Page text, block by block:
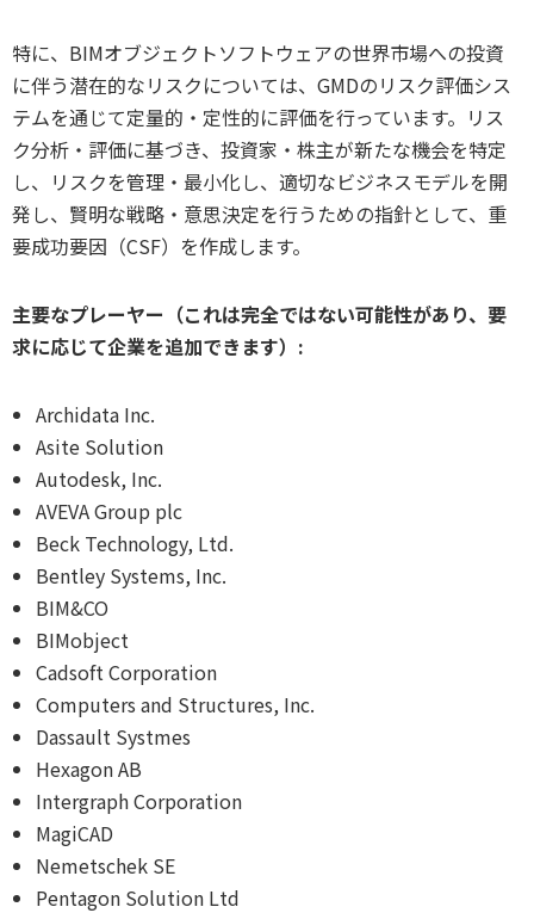
特に、BIMオブジェクトソフトウェアの世界市場への投資
に伴う潜在的なリスクについては、GMDのリスク評価シス
テムを通じて定量的・定性的に評価を行っています。リス
ク分析・評価に基づき、投資家・株主が新たな機会を特定
し、リスクを管理・最小化し、適切なビジネスモデルを開
発し、賢明な戦略・意思決定を行うための指針として、重
要成功要因（CSF）を作成します。
主要なプレーヤー（これは完全ではない可能性があり、要
求に応じて企業を追加できます）:
Archidata Inc.
Asite Solution
Autodesk, Inc.
AVEVA Group plc
Beck Technology, Ltd.
Bentley Systems, Inc.
BIM&CO
BIMobject
Cadsoft Corporation
Computers and Structures, Inc.
Dassault Systmes
Hexagon AB
Intergraph Corporation
MagiCAD
Nemetschek SE
Pentagon Solution Ltd